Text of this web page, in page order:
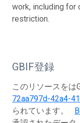
work, including for
restriction.
GBIF登録
このリソースをは
72aa797d-42a4-
られています。